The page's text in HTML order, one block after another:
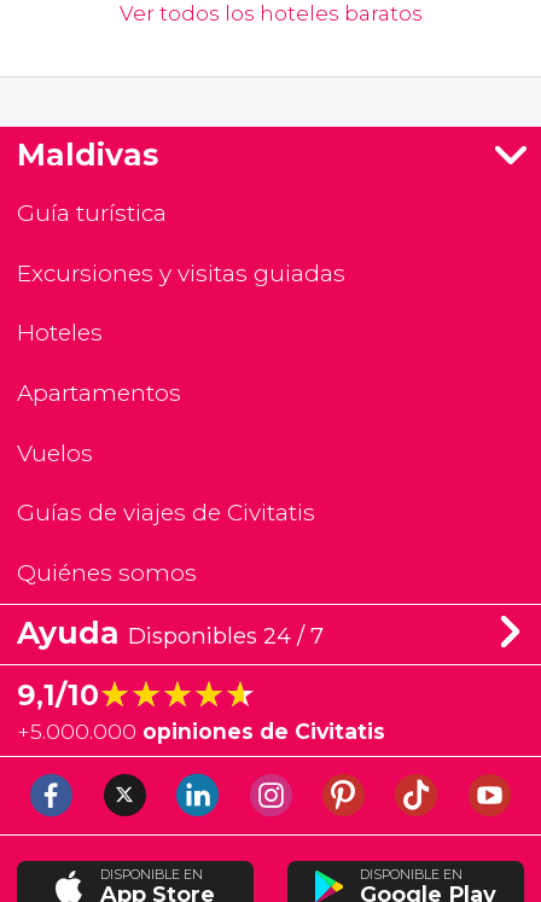
Ver todos los hoteles baratos
Maldivas
Guía turística
Excursiones y visitas guiadas
Hoteles
Apartamentos
Vuelos
Guías de viajes de Civitatis
Quiénes somos
Ayuda Disponibles 24 / 7
9,1/10★★★★★
★★★★★
+5.000.000 opiniones de Civitatis
DISPONIBLE EN
App Store
DISPONIBLE EN
Google Play